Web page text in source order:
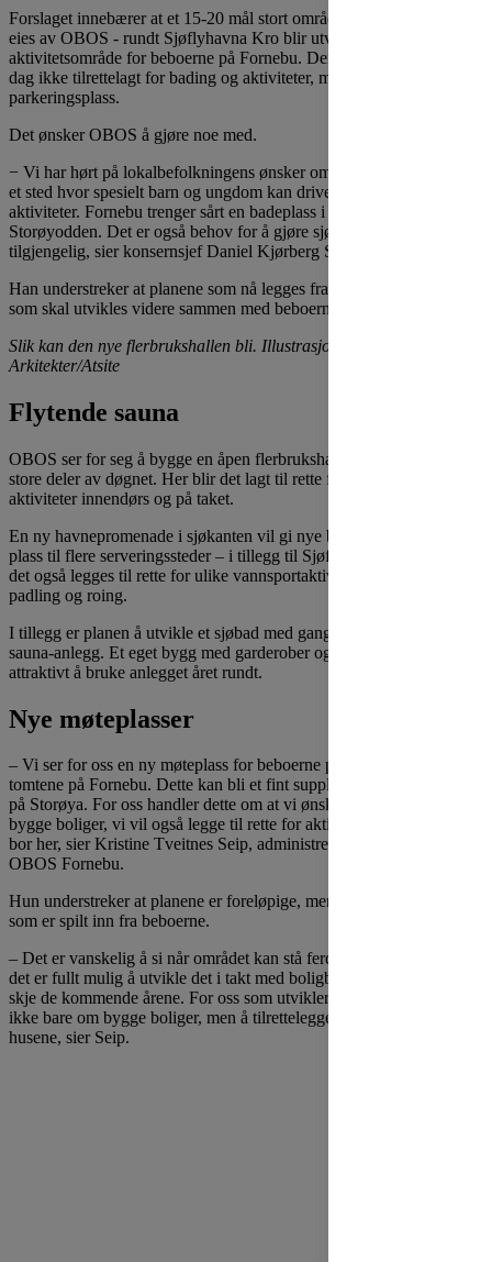
Forslaget innebærer at et 15-20 mål stort område i Rolfsbukta – som
eies av OBOS - rundt Sjøflyhavna Kro blir utviklet som
aktivitetsområde for beboerne på Fornebu. Den attraktive tomten er i
dag ikke tilrettelagt for bading og aktiviteter, men brukes som
parkeringsplass.
Det ønsker OBOS å gjøre noe med.
− Vi har hørt på lokalbefolkningens ønsker om flere aktivitetstilbud,
et sted hvor spesielt barn og ungdom kan drive med uorganiserte
aktiviteter. Fornebu trenger sårt en badeplass i tillegg til
Storøyodden. Det er også behov for å gjøre sjøfronten mer
tilgjengelig, sier konsernsjef Daniel Kjørberg Siraj i OBOS.
Han understreker at planene som nå legges fram foreløpig er forslag
som skal utvikles videre sammen med beboerne og lokalpolitikerne.
Slik kan den nye flerbrukshallen bli. Illustrasjoner: Lund Hagem
Arkitekter/Atsite
Flytende sauna
OBOS ser for seg å bygge en åpen flerbrukshall som kan brukes
store deler av døgnet. Her blir det lagt til rette for uorganiserte
aktiviteter innendørs og på taket.
En ny havnepromenade i sjøkanten vil gi nye bademuligheter og
plass til flere serveringssteder – i tillegg til Sjøflyhavna Kro. Her kan
det også legges til rette for ulike vannsportaktiviteter som kajakk-
padling og roing.
I tillegg er planen å utvikle et sjøbad med gangbru ut til et flytende
sauna-anlegg. Et eget bygg med garderober og dusjer vil gjøre det
attraktivt å bruke anlegget året rundt.
Nye møteplasser
– Vi ser for oss en ny møteplass for beboerne på en av de flotteste
tomtene på Fornebu. Dette kan bli et fint supplement til badeplassen
på Storøya. For oss handler dette om at vi ønsker å gjøre mer enn å
bygge boliger, vi vil også legge til rette for aktiviteter for alle som
bor her, sier Kristine Tveitnes Seip, administrerende direktør for
OBOS Fornebu.
Hun understreker at planene er foreløpige, men i tråd med ønsker
som er spilt inn fra beboerne.
– Det er vanskelig å si når området kan stå ferdig, men vi tenker at
det er fullt mulig å utvikle det i takt med boligbyggingen som skal
skje de kommende årene. For oss som utvikler Fornebu handler det
ikke bare om bygge boliger, men å tilrettelegge for livet mellom
husene, sier Seip.